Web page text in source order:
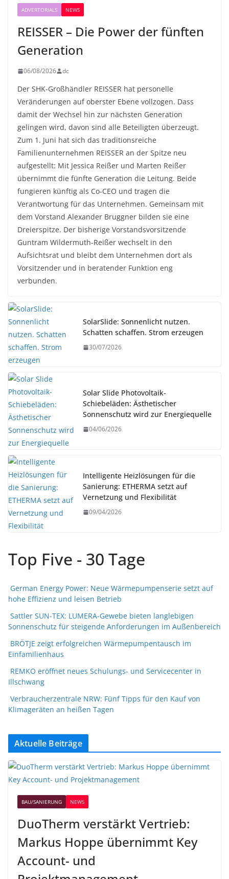
ADVERTORIALS NEWS
REISSER – Die Power der fünften
Generation
06/08/2026 dc
Der SHK-Großhändler REISSER hat personelle
Veränderungen auf oberster Ebene vollzogen. Dass
damit der Wechsel hin zur nächsten Generation
gelingen wird, davon sind alle Beteiligten überzeugt.
Zum 1. Juni hat sich das traditionsreiche
Familienunternehmen REISSER an der Spitze neu
aufgestellt: Mit Jessica Reißer und Marten Reißer
übernimmt die fünfte Generation die Leitung. Beide
fungieren künftig als Co-CEO und tragen die
Verantwortung für das Unternehmen. Gemeinsam mit
dem Vorstand Alexander Bruggner bilden sie eine
Dreierspitze. Der bisherige Vorstandsvorsitzende
Guntram Wildermuth-Reißer wechselt in den
Aufsichtsrat und bleibt dem Unternehmen dort als
Vorsitzender und in beratender Funktion eng
verbunden.
SolarSlide: Sonnenlicht nutzen.
Schatten schaffen. Strom erzeugen
30/07/2026
Solar Slide Photovoltaik-
Schiebeläden: Ästhetischer
Sonnenschutz wird zur Energiequelle
04/06/2026
Intelligente Heizlösungen für die
Sanierung: ETHERMA setzt auf
Vernetzung und Flexibilität
09/04/2026
Top Five - 30 Tage
German Energy Power: Neue Wärmepumpenserie setzt auf
hohe Effizienz und leisen Betrieb
Sattler SUN-TEX: LUMERA-Gewebe bieten langlebigen
Sonnenschutz für steigende Anforderungen im Außenbereich
BRÖTJE zeigt erfolgreichen Wärmepumpentausch im
Einfamilienhaus
REMKO eröffnet neues Schulungs- und Servicecenter in
Illschwang
Verbraucherzentrale NRW: Fünf Tipps für den Kauf von
Klimageräten an heißen Tagen
Aktuelle Beiträge
BAU/SANIERUNG NEWS
DuoTherm verstärkt Vertrieb:
Markus Hoppe übernimmt Key
Account- und